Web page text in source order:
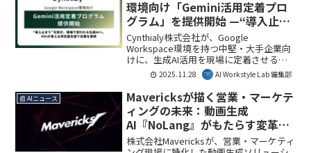
る企業にとって、失敗リスクを回避し、
現場の自走力を高めるための実践的な知
見を得る貴重な機会となるでしょう。
環境向け「Gemini活用定着プロ
グラム」を提供開始 —“導入止ま
り”を解消し、現場で成果を生む
AI活用へ
Cynthialy株式会社が、Google
Workspace環境を持つ中堅・大手企業向
けに、生成AI活用を現場に定着させるた
めの伴走型支援サービス「Gemini活用定
着プログラム」の提供を開始しました。
本プログラムは、GeminiやNotebookLM
などのGoogle AIツールが「導入したのに
使われない」という課題を解決し、
ROI（投資収益率）の可視化までを包括的
に支援します。AI Workstyle Lab編集部
が、その詳細と企業にとっての意義を解
2025.11.28 AI Workstyle Lab 編集部
📰 AIニュース
Mavericksが描く営業・マーケテ
ィングの未来：動画生成
AI『NoLang』がもたらす変革と
は
株式会社Mavericksが、営業・マーケティ